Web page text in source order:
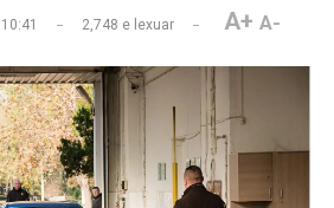
2,748 e lexuar A+ A-